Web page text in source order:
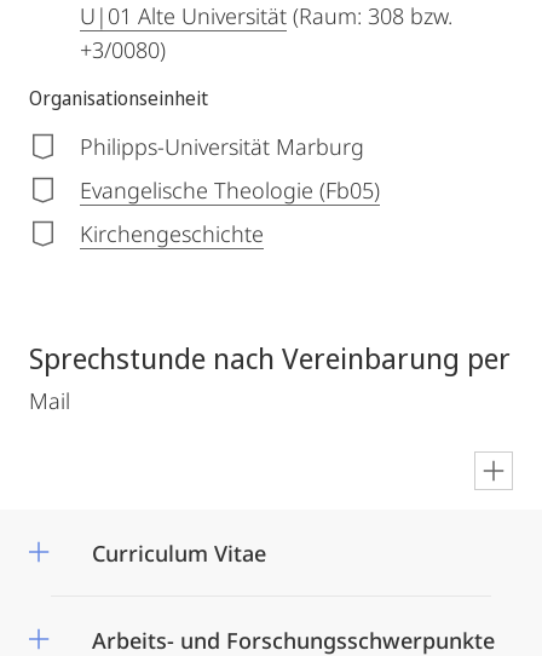
U|01 Alte Universität (Raum: 308 bzw.
+3/0080)
Organisationseinheit
Philipps-Universität Marburg
Evangelische Theologie (Fb05)
Kirchengeschichte
Sprechstunde nach Vereinbarung per
Mail
Curriculum Vitae
Arbeits- und Forschungsschwerpunkte